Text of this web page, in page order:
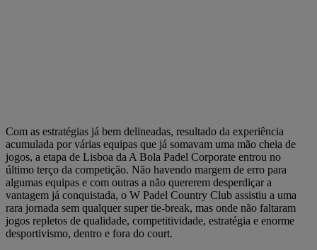
Com as estratégias já bem delineadas, resultado da experiência
acumulada por várias equipas que já somavam uma mão cheia de
jogos, a etapa de Lisboa da A Bola Padel Corporate entrou no
último terço da competição. Não havendo margem de erro para
algumas equipas e com outras a não quererem desperdiçar a
vantagem já conquistada, o W Padel Country Club assistiu a uma
rara jornada sem qualquer super tie-break, mas onde não faltaram
jogos repletos de qualidade, competitividade, estratégia e enorme
desportivismo, dentro e fora do court.